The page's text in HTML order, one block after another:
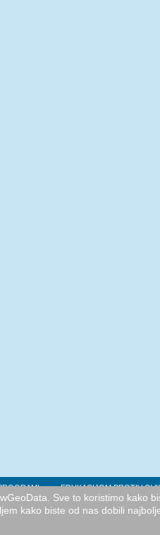
EDUKACIJOM PROTIV
Sve to koristimo kako
kako biste od nas dobili